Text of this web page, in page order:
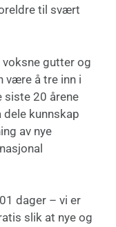
til svært
gutter og
være å tre inn i
siste 20 årene
kunnskap
av nye
dager – vi er
slik at nye og